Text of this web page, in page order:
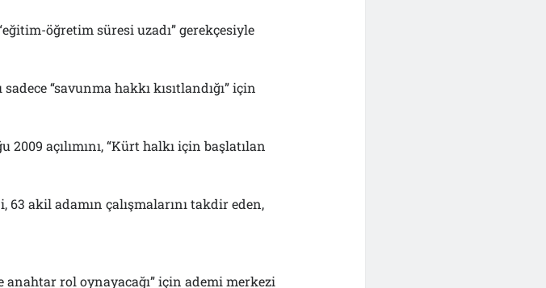
öğretim süresi uzadı” gerekçesiyle
“savunma hakkı kısıtlandığı” için
2009 açılımını, “Kürt halkı için başlatılan
63 akil adamın çalışmalarını takdir eden,
rol oynayacağı” için ademi merkezi